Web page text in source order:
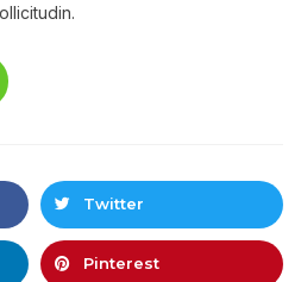
Twitter
Pinterest